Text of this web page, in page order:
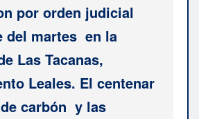
por orden judicial
del martes en la
Las Tacanas,
Leales. El centenar
carbón y las